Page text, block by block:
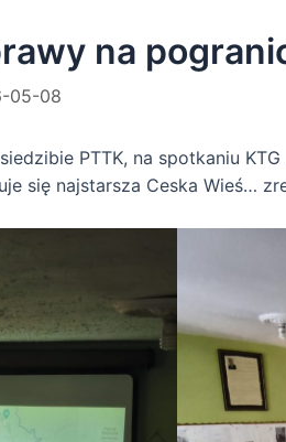
na
05-08
PTTK, na spotkaniu
się najstarsza Ceska Wieś…